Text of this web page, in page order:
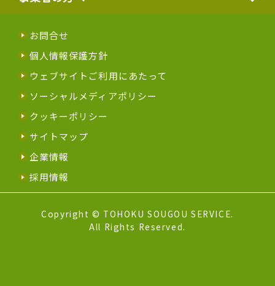
お問合せ
個人情報保護方針
ウェブサイトご利用にあたって
ソーシャルメディアポリシー
クッキーポリシー
サイトマップ
企業情報
採用情報
Copyright © TOHOKU SOUGOU SERVICE.
All Rights Reserved.